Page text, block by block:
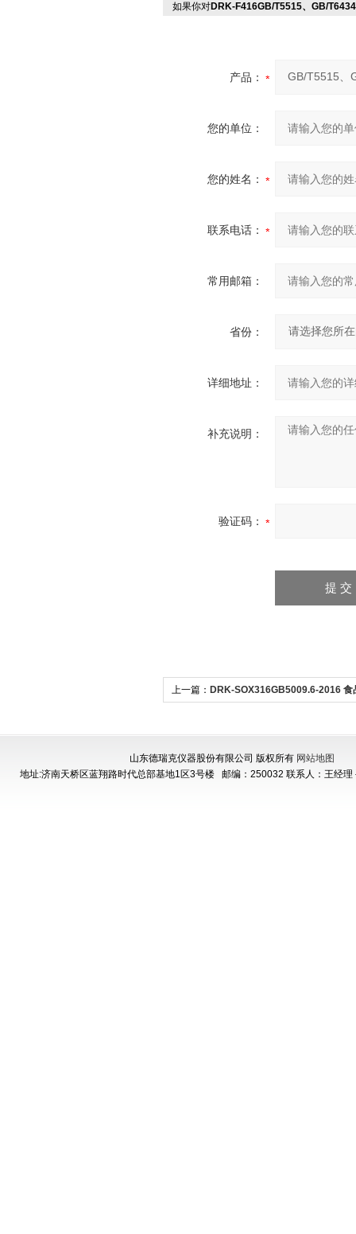
如果你对DRK-F416GB/T5515、GB/
产品：
您的单位：
您的姓名：
联系电话：
常用邮箱：
省份：
详细地址：
补充说明：
验证码：
上一篇： DRK-SOX316GB5009.6-2016 食
山东德瑞克仪器股份有限公司 版权所有 网站地图
地址:济南天桥区蓝翔路时代总部基地1区3号楼 邮编：250032 联系人：王经